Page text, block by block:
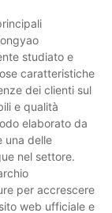
studiato e
caratteristiche
dei clienti sul
e qualità
elaborato da
una delle
nel settore.
per accrescere
web ufficiale e